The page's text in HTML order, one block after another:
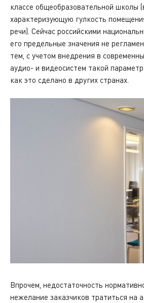
классе общеобразовательной школы
характеризующую гулкость
речи). Сейчас российскими
его предельные значения не
тем, с учетом внедрения в
аудио- и видеосистем такой
как это сделано в других странах.
Впрочем, недостаточность
нежелание заказчиков тратиться на